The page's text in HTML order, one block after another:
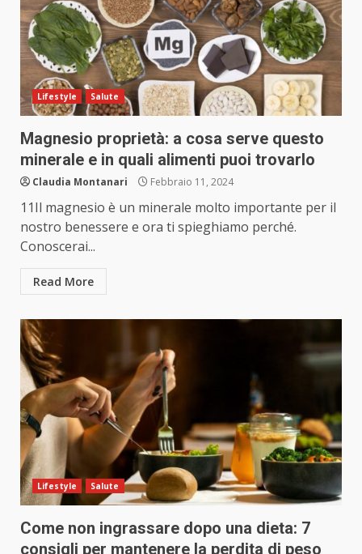
Lifestyle Salute
Magnesio proprietà: a cosa serve questo
minerale e in quali alimenti puoi trovarlo
Claudia Montanari Febbraio 11, 2024
11Il magnesio è un minerale molto importante per il
nostro benessere e ora ti spieghiamo perché.
Conoscerai...
Read More
Lifestyle Salute
Come non ingrassare dopo una dieta: 7
consigli per mantenere la perdita di peso